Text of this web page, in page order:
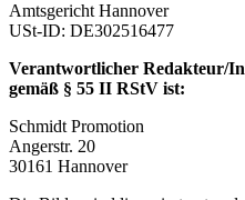
Amtsgericht Hannover
USt-ID: DE302516477
Verantwortlicher Redakteur/
gemäß § 55 II RStV ist:
Schmidt Promotion
Angerstr. 20
30161 Hannover